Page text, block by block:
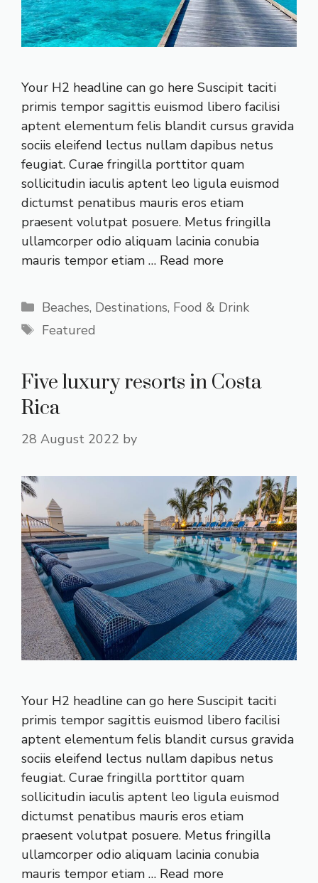
Your H2 headline can go here Suscipit taciti
primis tempor sagittis euismod libero facilisi
aptent elementum felis blandit cursus gravida
sociis eleifend lectus nullam dapibus netus
feugiat. Curae fringilla porttitor quam
sollicitudin iaculis aptent leo ligula euismod
dictumst penatibus mauris eros etiam
praesent volutpat posuere. Metus fringilla
ullamcorper odio aliquam lacinia conubia
mauris tempor etiam … Read more
Categories
Beaches, Destinations, Food & Drink
Tags
Featured
Five luxury resorts in Costa
Rica
28 August 2022 by
Your H2 headline can go here Suscipit taciti
primis tempor sagittis euismod libero facilisi
aptent elementum felis blandit cursus gravida
sociis eleifend lectus nullam dapibus netus
feugiat. Curae fringilla porttitor quam
sollicitudin iaculis aptent leo ligula euismod
dictumst penatibus mauris eros etiam
praesent volutpat posuere. Metus fringilla
ullamcorper odio aliquam lacinia conubia
mauris tempor etiam … Read more